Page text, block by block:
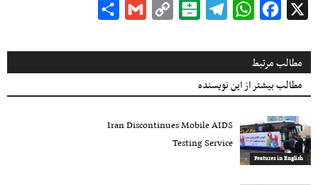
Facebook
WhatsApp
Telegram
Balatarin
Copy
Gmail
مطالب مرتبط
مطالب بیشتر از این نویسنده
Features in English
Iran Discontinues Mobile AIDS
Testing Service